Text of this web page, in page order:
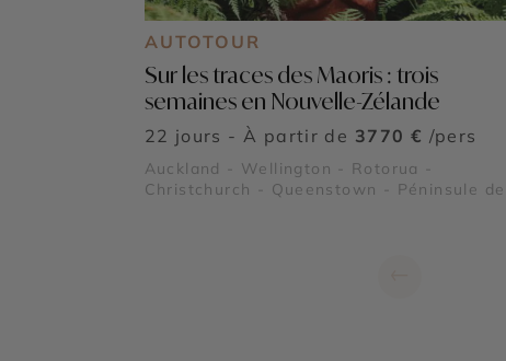
AUTOTOUR
Sur les traces des Maoris : trois
semaines en Nouvelle-Zélande
22 jours - À partir de 3770 € /pers
Auckland - Wellington - Rotorua -
Christchurch - Queenstown - Péninsule de